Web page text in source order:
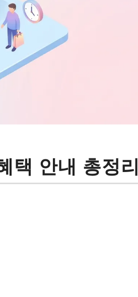
택 안내 총정리